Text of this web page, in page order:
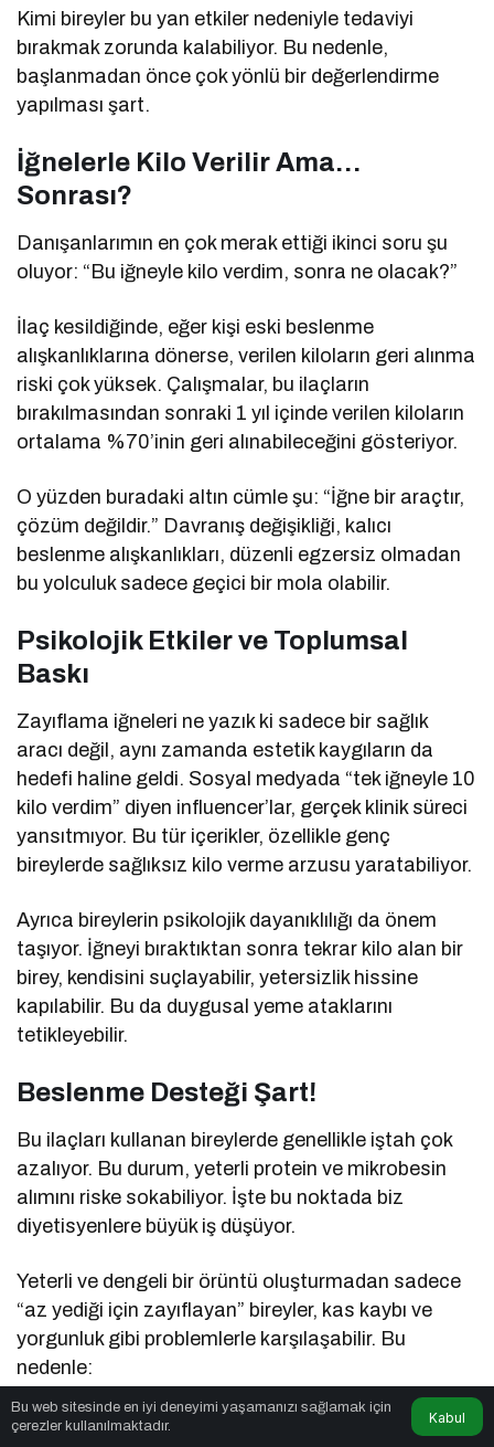
Kimi bireyler bu yan etkiler nedeniyle tedaviyi
bırakmak zorunda kalabiliyor. Bu nedenle,
başlanmadan önce çok yönlü bir değerlendirme
yapılması şart.
İğnelerle Kilo Verilir Ama…
Sonrası?
Danışanlarımın en çok merak ettiği ikinci soru şu
oluyor: “Bu iğneyle kilo verdim, sonra ne olacak?”
İlaç kesildiğinde, eğer kişi eski beslenme
alışkanlıklarına dönerse, verilen kiloların geri alınma
riski çok yüksek. Çalışmalar, bu ilaçların
bırakılmasından sonraki 1 yıl içinde verilen kiloların
ortalama %70’inin geri alınabileceğini gösteriyor.
O yüzden buradaki altın cümle şu: “İğne bir araçtır,
çözüm değildir.” Davranış değişikliği, kalıcı
beslenme alışkanlıkları, düzenli egzersiz olmadan
bu yolculuk sadece geçici bir mola olabilir.
Psikolojik Etkiler ve Toplumsal
Baskı
Zayıflama iğneleri ne yazık ki sadece bir sağlık
aracı değil, aynı zamanda estetik kaygıların da
hedefi haline geldi. Sosyal medyada “tek iğneyle 10
kilo verdim” diyen influencer’lar, gerçek klinik süreci
yansıtmıyor. Bu tür içerikler, özellikle genç
bireylerde sağlıksız kilo verme arzusu yaratabiliyor.
Ayrıca bireylerin psikolojik dayanıklılığı da önem
taşıyor. İğneyi bıraktıktan sonra tekrar kilo alan bir
birey, kendisini suçlayabilir, yetersizlik hissine
kapılabilir. Bu da duygusal yeme ataklarını
tetikleyebilir.
Beslenme Desteği Şart!
Bu ilaçları kullanan bireylerde genellikle iştah çok
azalıyor. Bu durum, yeterli protein ve mikrobesin
alımını riske sokabiliyor. İşte bu noktada biz
diyetisyenlere büyük iş düşüyor.
Yeterli ve dengeli bir örüntü oluşturmadan sadece
“az yediği için zayıflayan” bireyler, kas kaybı ve
yorgunluk gibi problemlerle karşılaşabilir. Bu
nedenle:
Yeterli protein alımı
Bu web sitesinde en iyi deneyimi yaşamanızı sağlamak için
çerezler kullanılmaktadır.
Kabul